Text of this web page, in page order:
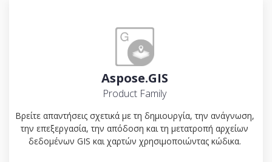
Aspose.GIS
Product Family
Βρείτε απαντήσεις σχετικά με τη δημιουργία, την ανάγνωση,
την επεξεργασία, την απόδοση και τη μετατροπή αρχείων
δεδομένων GIS και χαρτών χρησιμοποιώντας κώδικα.